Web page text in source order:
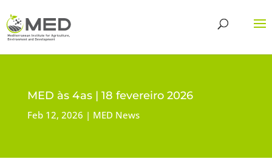
MED às 4as | 18 fevereiro 2026
Feb 12, 2026 MED News